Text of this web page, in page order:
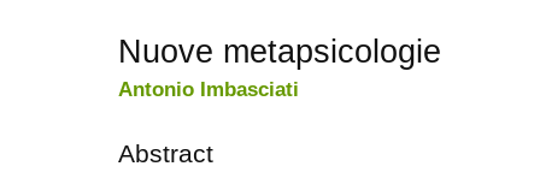
Nuove metapsicologie
Antonio Imbasciati
Abstract